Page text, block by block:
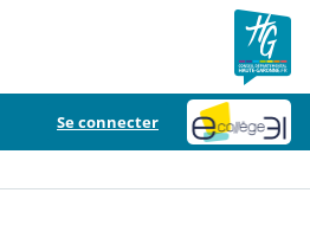
Se connecter